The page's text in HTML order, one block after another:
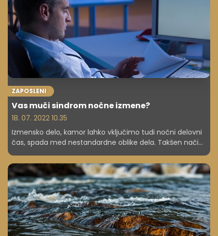
srednji šoli, a z gotovostjo lahko trdimo, da so nekatere
predstave zelo zgrešene in nimajo veliko povezave z
resničnostjo.
ZAPOSLENI
Vas muči sindrom nočne izmene?
18. 07. 2022 10.35
Izmensko delo, kamor lahko vključimo tudi nočni delovni
čas, spada med nestandardne oblike dela. Takšen način
zahteva nenehno izmenjavo ritma budnosti in spanja,
kar vpliva na številne telesne in duševne funkcije in
posledično na zdravje. A to ni edina težava – nočni
delavci imajo pogosteje težave v medosebnih odnosih,
saj so pri tem prekinjeni običajni socialni vzorci.